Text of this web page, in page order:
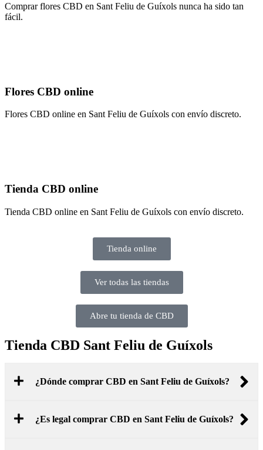
Comprar flores CBD en Sant Feliu de Guíxols nunca ha sido tan
fácil.
Flores CBD online
Flores CBD online en Sant Feliu de Guíxols con envío discreto.
Tienda CBD online
Tienda CBD online en Sant Feliu de Guíxols con envío discreto.
Tienda online
Ver todas las tiendas
Abre tu tienda de CBD
Tienda CBD Sant Feliu de Guíxols
¿Dónde comprar CBD en Sant Feliu de Guíxols?
¿Es legal comprar CBD en Sant Feliu de Guíxols?